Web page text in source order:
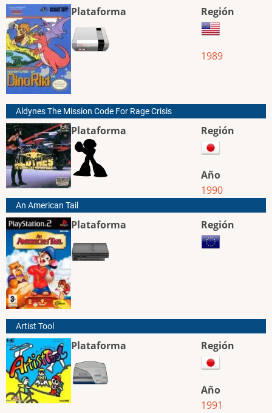
Plataforma Región
1989
Aldynes The Mission Code For Rage Crisis
Plataforma Región
Año
1990
An American Tail
Plataforma Región
Artist Tool
Plataforma Región
Año
1991